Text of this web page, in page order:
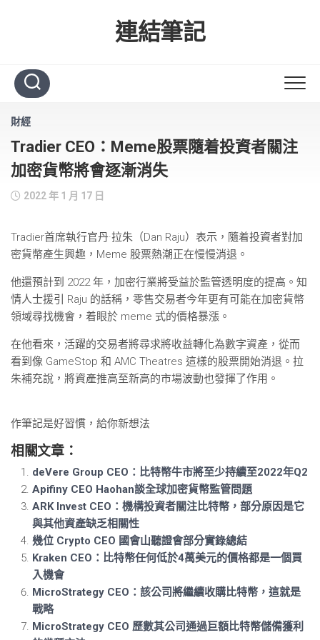
連結筆記
財經
Tradier CEO：Meme股票隨着投資者關注
加密貨幣將會逐漸消失
2022 年 1 月 17 日
Tradier首席執行官丹·拉朱（Dan Raju）表示，隨着投資者對加
密貨幣產生興趣，Meme 股票熱潮正在慢慢消退。
他還預計到 2022 年，加密行業將受益於監管透明度的提高。知
情人士援引 Raju 的話稱，零售交易者今年更有可能在加密貨幣
領域尋找機會，着眼於 meme 式的價格暴漲。
在他看來，活躍的交易者將尋求將收益轉化為數字資產，從而
看到像 GameStop 和 AMC Theatres 這樣的股票開始消退。拉
朱補充說，將資產推高至新高的市場波動也發揮了作用。
作筆記是好習慣，給你新想法
相關文章：
deVere Group CEO：比特幣牛市將至少持續至2022年Q2
Apifiny CEO Haohan談全球加密貨幣監管問題
ARK Invest CEO：機構投資者關注比特幣，部分原因是它
與其他資產缺乏相關性
幾位 Crypto CEO 國會山聽證會部分實錄總結
Kraken CEO：比特幣任何低於4萬美元的價格都是一個買
入機會
MicroStrategy CEO：該公司將繼續收購比特幣，這就是
戰略
MicroStrategy CEO 歷數其公司通過巨額比特幣儲備獲利